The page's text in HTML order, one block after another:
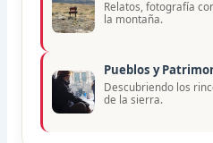
Relatos, fotografía
la montaña.
Pueblos y
Descubriendo los
de la sierra.